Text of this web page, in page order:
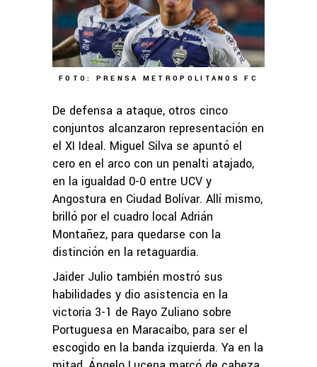
FOTO: PRENSA METROPOLITANOS FC
De defensa a ataque, otros cinco
conjuntos alcanzaron representación en
el XI Ideal. Miguel Silva se apuntó el
cero en el arco con un penalti atajado,
en la igualdad 0-0 entre UCV y
Angostura en Ciudad Bolívar. Allí mismo,
brilló por el cuadro local Adrián
Montañez, para quedarse con la
distinción en la retaguardia.
Jaider Julio también mostró sus
habilidades y dio asistencia en la
victoria 3-1 de Rayo Zuliano sobre
Portuguesa en Maracaibo, para ser el
escogido en la banda izquierda. Ya en la